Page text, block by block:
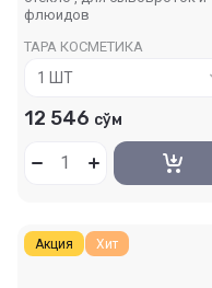
флюидов
ТАРА КОСМЕТИКА
12 546 сўм
Акция Хит